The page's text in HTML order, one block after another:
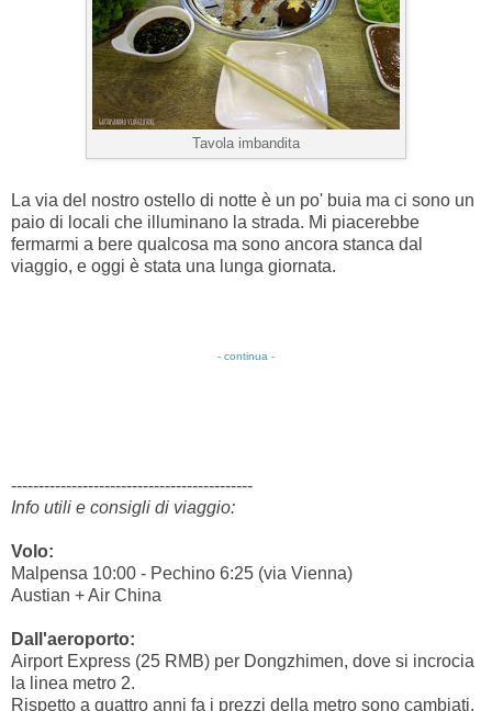
Tavola imbandita
La via del nostro ostello di notte è un po' buia ma ci sono un
paio di locali che illuminano la strada. Mi piacerebbe
fermarmi a bere qualcosa ma sono ancora stanca dal
viaggio, e oggi è stata una lunga giornata.
- continua -
--------------------------------------------
Info utili e consigli di viaggio:
Volo:
Malpensa 10:00 - Pechino 6:25 (via Vienna)
Austian + Air China
Dall'aeroporto:
Airport Express (25 RMB) per Dongzhimen, dove si incrocia
la linea metro 2.
Rispetto a quattro anni fa i prezzi della metro sono cambiati.